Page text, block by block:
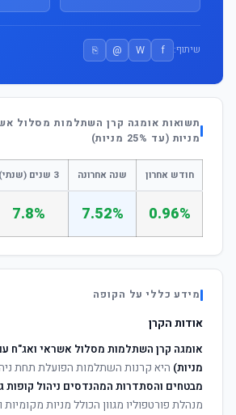
שיתוף: f
W
@
⎘
תשואות אומגה קרן השתלמות מסלול
מניות (עד 25% מניות)
חודש אחרון שנה אחרונה 3 שנים (שנתי)
0.96%
7.52%
7.8%
מידע כללי על הקופה
אודות הקרן
מניות) היא קרנות השתלמות הפועלת תחת
מבטחים והסתדרות המהנדסים ניהול קופות
מנהלת פורטפוליו מגוון הכולל מניות מקומיות